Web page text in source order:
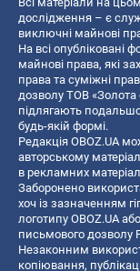
дослідження – є
виключні майнові
На всі опубліковані
майнові права, які
права та суміжні
дозволу ТОВ «Золота
підлягають
будь-якій формі.
Редакція OBOZ.UA
авторському
в рекламних
Заборонено
хоч із зазначенням
логотипу OBOZ.UA
письмового дозволу
Незаконним
копiювання,